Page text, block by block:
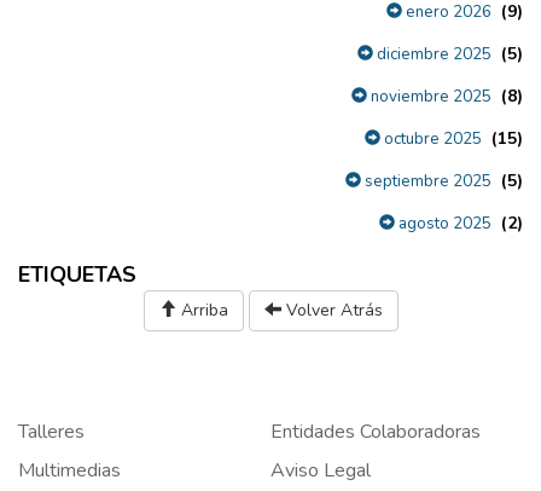
enero 2026 (9)
diciembre 2025 (5)
noviembre 2025 (8)
octubre 2025 (15)
septiembre 2025 (5)
agosto 2025 (2)
ETIQUETAS
Arriba Volver Atrás
Talleres
Entidades Colaboradoras
Multimedias
Aviso Legal